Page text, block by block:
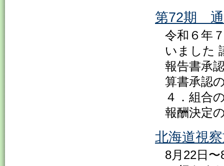
第72期 通
令和６年
いました
報告書承
算書承認
４．組合
報酬決定
北海道視
8月22日